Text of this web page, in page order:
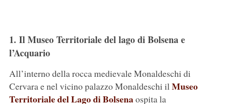
1. Il Museo Territoriale del lago di Bolsena e
l’Acquario
All’interno della rocca medievale Monaldeschi di
Cervara e nel vicino palazzo Monaldeschi ilMuseo
Territoriale del Lago di Bolsenaospita la